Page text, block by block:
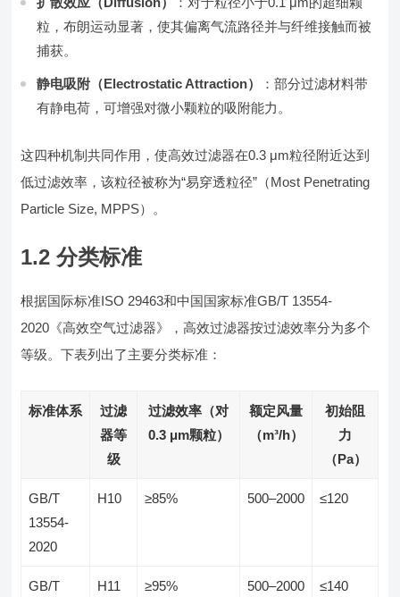
粒，布朗运动显著，使其偏离气流路径并与纤维接触而被
捕获。
静电吸附（Electrostatic Attraction）
：部分过滤材料带
有静电荷，可增强对微小颗粒的吸附能力。
这四种机制共同作用，使高效过滤器在0.3 μm粒径附近达到
低过滤效率，该粒径被称为“易穿透粒径”（Most Penetrating
Particle Size, MPPS）。
1.2 分类标准
根据国际标准ISO 29463和中国国家标准GB/T 13554-
2020《高效空气过滤器》，高效过滤器按过滤效率分为多个
等级。下表列出了主要分类标准：
标准体系
过滤
器等
级
过滤效率（对
0.3 μm颗粒）
额定风量
（m³/h）
初始阻
力
（Pa）
GB/T
13554-
2020
H10 ≥85% 500–2000 ≤120
GB/T
H11 ≥95% 500–2000 ≤140